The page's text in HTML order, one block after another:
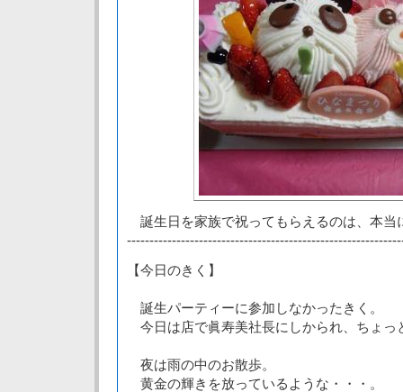
誕生日を家族で祝ってもらえるのは、本当
【今日のきく】
誕生パーティーに参加しなかったきく。
今日は店で眞寿美社長にしかられ、ちょっ
夜は雨の中のお散歩。
黄金の輝きを放っているような・・・。